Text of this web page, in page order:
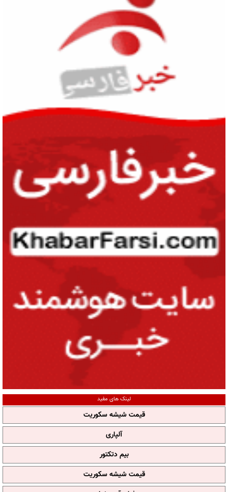
لینک های مفید
قیمت شیشه سکوریت
آلپاری
بیم دتکتور
قیمت شیشه سکوریت